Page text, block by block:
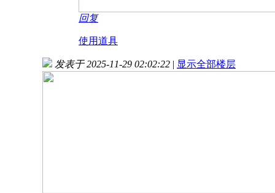
回复
使用道具
发表于 2025-11-29 02:02:22 | 显示全部楼层